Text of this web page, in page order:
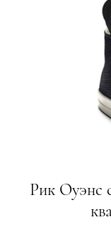
Рик Оуэнс